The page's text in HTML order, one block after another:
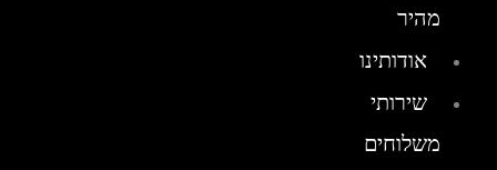
מהיר
אודותינו
שירותי
משלוחים